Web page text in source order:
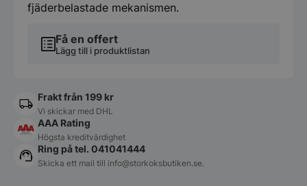
Få en offert
Lägg till i produktlistan
fjäderbelastade mekanismen.
Frakt från 199 kr
Vi skickar med DHL
AAA Rating
Högsta kreditvärdighet
Ring på tel. 041041444
Skicka ett mail till info@storkoksbutiken.se.